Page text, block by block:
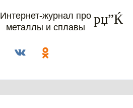
Интернет-журнал про
металлы и сплавы